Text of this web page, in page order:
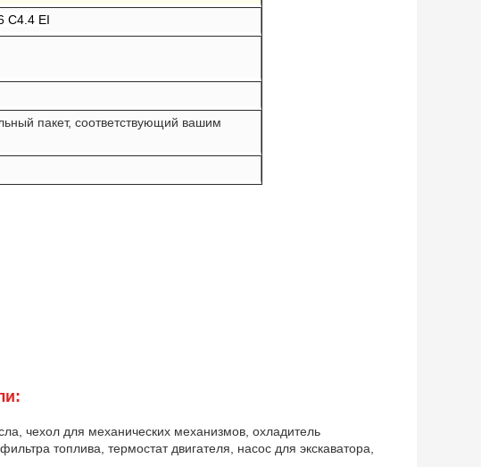
C4.4 EI
пакет, соответствующий вашим
чехол для механических механизмов, охладитель
топлива, термостат двигателя, насос для экскаватора,